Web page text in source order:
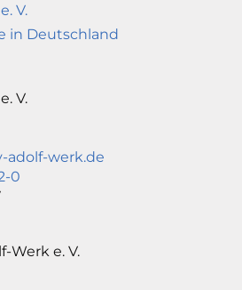
V.
in Deutschland
V.
adolf-werk.de
0
Werk e. V.